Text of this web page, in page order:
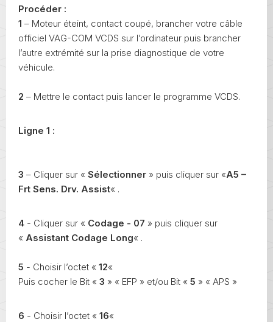
Procéder :
1 – Moteur éteint, contact coupé, brancher votre câble
officiel VAG-COM VCDS sur l’ordinateur puis brancher
l’autre extrémité sur la prise diagnostique de votre
véhicule.
2 – Mettre le contact puis lancer le programme VCDS.
Ligne 1 :
3 – Cliquer sur « Sélectionner » puis cliquer sur «A5 –
Frt Sens. Drv. Assist« .
4 - Cliquer sur « Codage - 07 » puis cliquer sur
« Assistant Codage Long« .
5 - Choisir l’octet « 12«
Puis cocher le Bit « 3 » « EFP » et/ou Bit « 5 » « APS »
6 - Choisir l’octet « 16«